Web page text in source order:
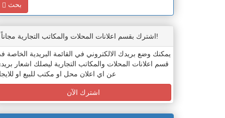
بحث
اشترك بقسم اعلانات المحلات والمكاتب التجارية مجاناً!
يمكنك وضع بريدك الالكتروني في القائمة البريدية الخاصة
قسم اعلانات المحلات والمكاتب التجارية ليصلك اشعار
عن اي اعلان محل او مكتب للبيع او
اشترك الآن